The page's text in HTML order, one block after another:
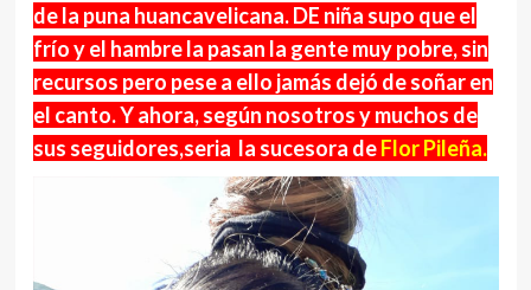
de la puna huancavelicana. DE niña supo que el
frío y el hambre la pasan la gente muy pobre, sin
recursos pero pese a ello jamás dejó de soñar en
el canto. Y ahora, según nosotros y muchos de
sus seguidores,seria la sucesora deFlor Pileña.